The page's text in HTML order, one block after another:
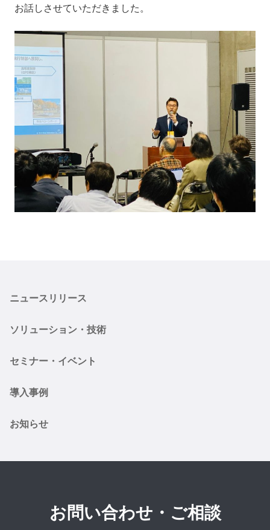
お話しさせていただきました。
ニュースリリース
ソリューション・技術
セミナー・イベント
導入事例
お知らせ
お問い合わせ・ご相談